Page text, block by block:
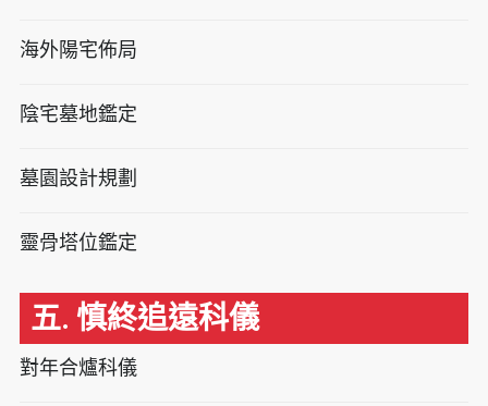
海外陽宅佈局
陰宅墓地鑑定
墓園設計規劃
靈骨塔位鑑定
五. 慎終追遠科儀
對年合爐科儀